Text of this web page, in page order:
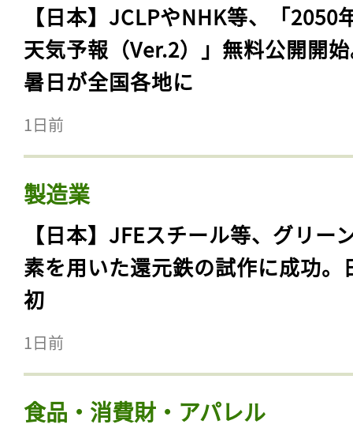
【日本】JCLPやNHK等、「2050
天気予報（Ver.2）」無料公開開
暑日が全国各地に
1日前
製造業
【日本】JFEスチール等、グリー
素を用いた還元鉄の試作に成功。
初
1日前
食品・消費財・アパレル